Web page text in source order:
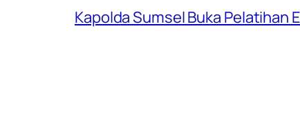
Kapolda Sumsel Buka Pelatihan